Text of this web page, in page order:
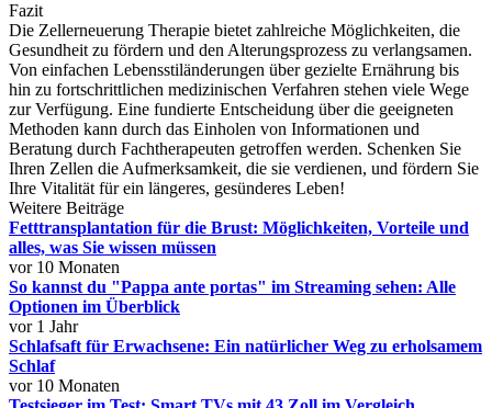
Fazit
Die Zellerneuerung Therapie bietet zahlreiche Möglichkeiten, die
Gesundheit zu fördern und den Alterungsprozess zu verlangsamen.
Von einfachen Lebensstiländerungen über gezielte Ernährung bis
hin zu fortschrittlichen medizinischen Verfahren stehen viele Wege
zur Verfügung. Eine fundierte Entscheidung über die geeigneten
Methoden kann durch das Einholen von Informationen und
Beratung durch Fachtherapeuten getroffen werden. Schenken Sie
Ihren Zellen die Aufmerksamkeit, die sie verdienen, und fördern Sie
Ihre Vitalität für ein längeres, gesünderes Leben!
Weitere Beiträge
Fetttransplantation für die Brust: Möglichkeiten, Vorteile und
alles, was Sie wissen müssen
vor 10 Monaten
So kannst du "Pappa ante portas" im Streaming sehen: Alle
Optionen im Überblick
vor 1 Jahr
Schlafsaft für Erwachsene: Ein natürlicher Weg zu erholsamem
Schlaf
vor 10 Monaten